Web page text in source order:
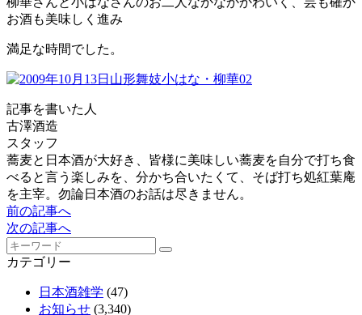
お酒も美味しく進み
満足な時間でした。
記事を書いた人
古澤酒造
スタッフ
蕎麦と日本酒が大好き、皆様に美味しい蕎麦を自分で打ち食
べると言う楽しみを、分かち合いたくて、そば打ち処紅葉庵
を主宰。勿論日本酒のお話は尽きません。
前の記事へ
次の記事へ
カテゴリー
日本酒雑学 (47)
お知らせ (3,340)